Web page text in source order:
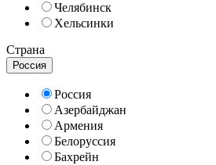
Челябинск
Хельсинки
Страна
Россия
Россия
Азербайджан
Армения
Белоруссия
Бахрейн